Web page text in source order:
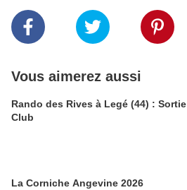
Vous aimerez aussi
Rando des Rives à Legé (44) : Sortie
Club
La Corniche Angevine 2026